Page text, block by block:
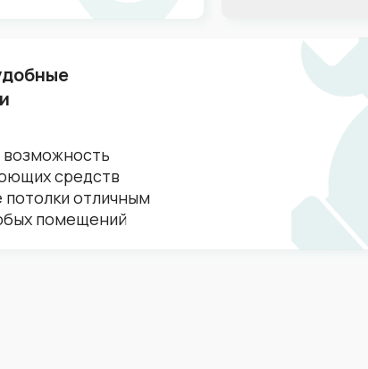
возможность
средств
отличным
помещений